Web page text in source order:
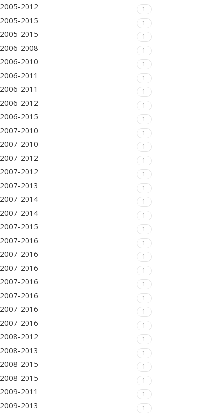
2005-2012 1
2005-2015 1
2005-2015 1
2006-2008 1
2006-2010 1
2006-2011 1
2006-2011 1
2006-2012 1
2006-2015 1
2007-2010 1
2007-2010 1
2007-2012 1
2007-2012 1
2007-2013 1
2007-2014 1
2007-2014 1
2007-2015 1
2007-2016 1
2007-2016 1
2007-2016 1
2007-2016 1
2007-2016 1
2007-2016 1
2007-2016 1
2008-2012 1
2008-2013 1
2008-2015 1
2008-2015 1
2009-2011 1
2009-2013 1